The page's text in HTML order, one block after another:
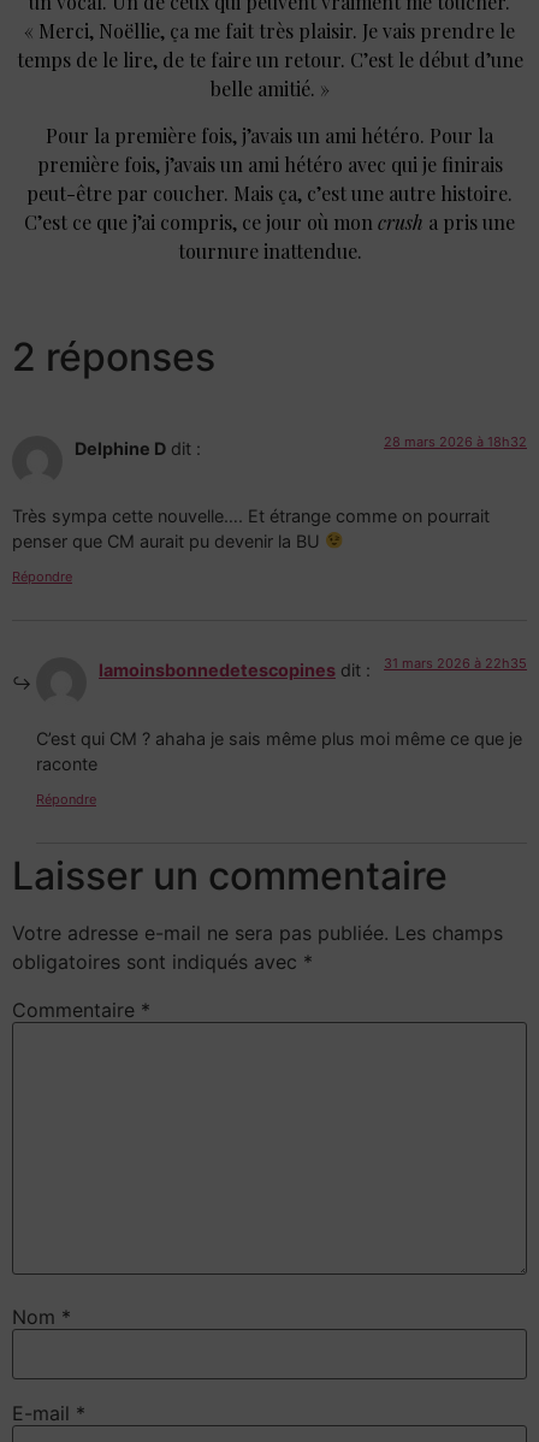
« Merci, Noëllie, ça me fait très plaisir. Je vais prendre le
temps de le lire, de te faire un retour. C’est le début d’une
belle amitié. »
Pour la première fois, j’avais un ami hétéro. Pour la
première fois, j’avais un ami hétéro avec qui je finirais
peut-être par coucher. Mais ça, c’est une autre histoire.
C’est ce que j’ai compris, ce jour où mon crush a pris une
tournure inattendue.
2 réponses
Delphine D dit : 28 mars 2026 à 18h32
Très sympa cette nouvelle…. Et étrange comme on pourrait
penser que CM aurait pu devenir la BU
Répondre
lamoinsbonnedetescopines dit : 31 mars 2026 à 22h35
C’est qui CM ? ahaha je sais même plus moi même ce que je
raconte
Répondre
Laisser un commentaire
Votre adresse e-mail ne sera pas publiée. Les champs
obligatoires sont indiqués avec *
Commentaire *
Nom *
E-mail *